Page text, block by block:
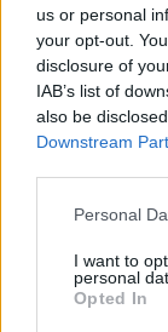
us or personal
your opt-out.
disclosure of
IAB’s list of
also be
Downstream
Personal
I want to
personal
Opted In